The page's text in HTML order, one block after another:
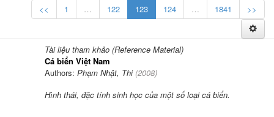
<<
1 … 122 123 124 … 1841 >>
Tài liệu tham khảo (Reference Material)
Cá biển Việt Nam
Authors: Phạm Nhật, Thi(2008)
Hình thái, đặc tính sinh học của một số loại cá biển.